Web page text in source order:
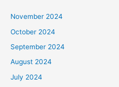
November 2024
October 2024
September 2024
August 2024
July 2024